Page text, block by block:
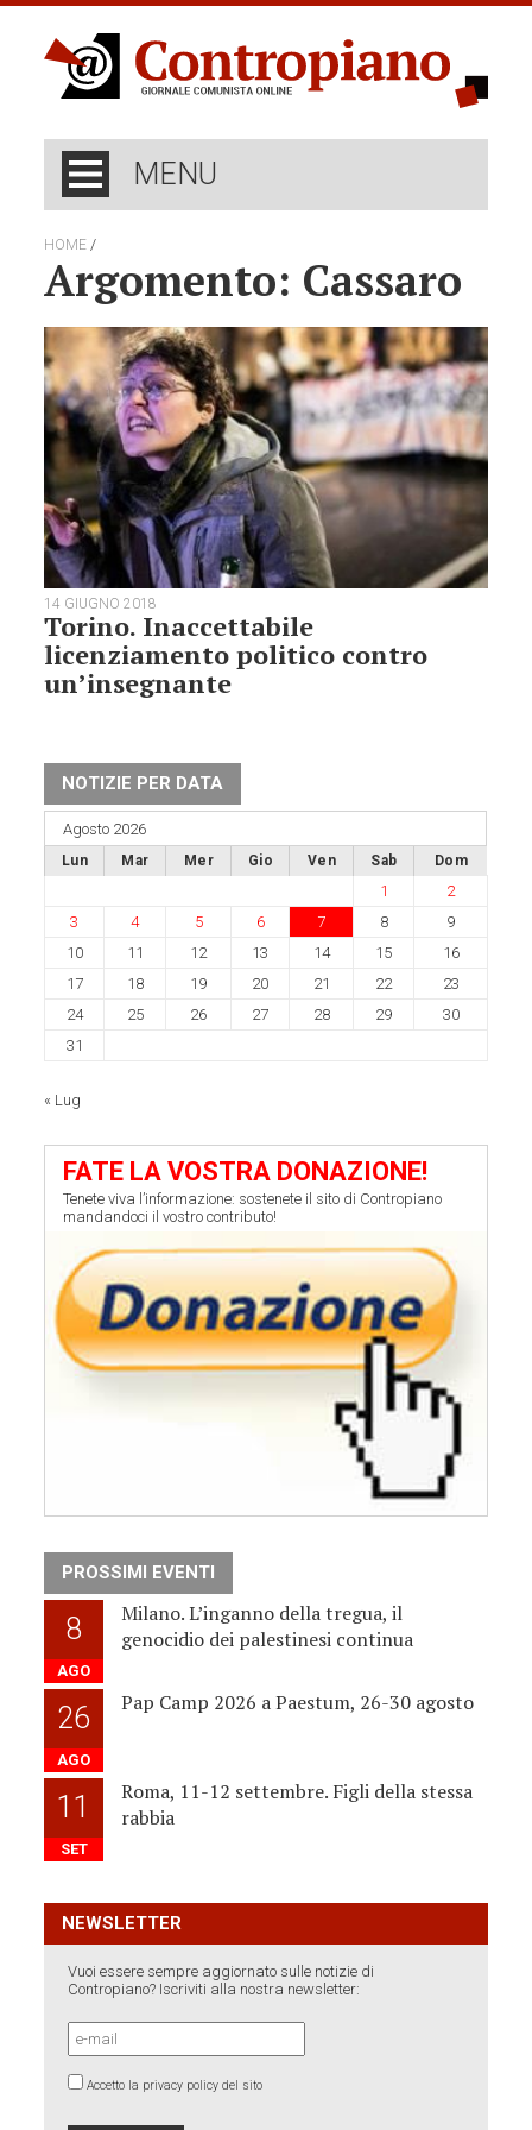
MENU
HOME /
Argomento: Cassaro
14 GIUGNO 2018
Torino. Inaccettabile
licenziamento politico contro
un’insegnante
NOTIZIE PER DATA
Agosto 2026
Lun Mar Mer Gio Ven Sab Dom
1
2
3
4 5 6 7 8
9
10
11 12 13 14 15
16
17
18 19 20 21 22
23
24
25 26 27 28 29
30
31
« Lug
FATE LA VOSTRA DONAZIONE!
Tenete viva l’informazione: sostenete il sito di Contropiano
mandandoci il vostro contributo!
PROSSIMI EVENTI
8
AGO
Milano. L’inganno della tregua, il
genocidio dei palestinesi continua
26
AGO
Pap Camp 2026 a Paestum, 26-30 agosto
11
SET
Roma, 11-12 settembre. Figli della stessa
rabbia
NEWSLETTER
Vuoi essere sempre aggiornato sulle notizie di
Contropiano? Iscriviti alla nostra newsletter:
Accetto la privacy policy del sito